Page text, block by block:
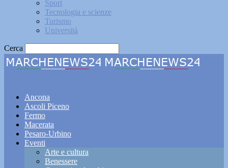
Sport
Tecnologia e scienze
Turismo
Università
Cerca
Ancona
Ascoli Piceno
Fermo
Macerata
Pesaro-Urbino
Eventi
Arte e cultura
Benessere